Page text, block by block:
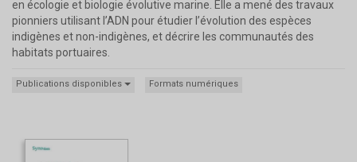
en écologie et biologie évolutive marine. Elle a mené des travaux
pionniers utilisant l’ADN pour étudier l’évolution des espèces
indigènes et non-indigènes, et décrire les communautés des
habitats portuaires.
Publications disponibles Formats numériques